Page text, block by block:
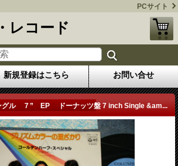
PCサイト
レコード
新規登録はこちら お問い合せ
グル ７” EP ドーナッツ盤 7 inch Single &am...